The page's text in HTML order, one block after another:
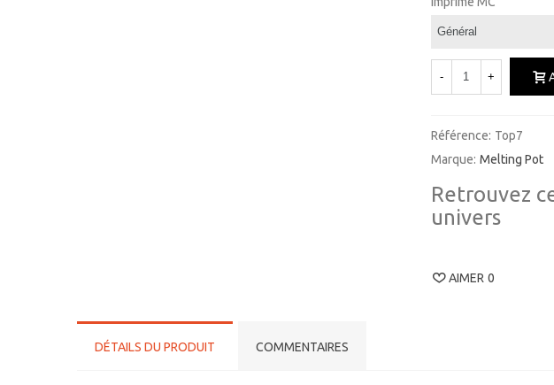
- +
Référence: Top7
Marque: Melting Pot
Retrouvez
univers
AIMER 0
DÉTAILS DU PRODUIT COMMENTAIRES